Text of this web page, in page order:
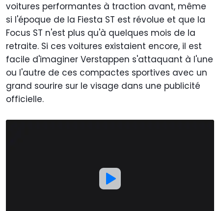
voitures performantes à traction avant, même
si l'époque de la Fiesta ST est révolue et que la
Focus ST n'est plus qu'à quelques mois de la
retraite. Si ces voitures existaient encore, il est
facile d'imaginer Verstappen s'attaquant à l'une
ou l'autre de ces compactes sportives avec un
grand sourire sur le visage dans une publicité
officielle.